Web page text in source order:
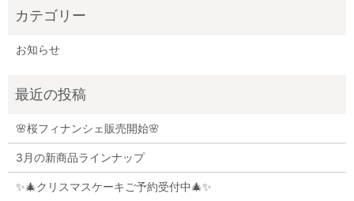
お知らせ
🌸桜フィナンシェ販売開始🌸
3月の新商品ラインナップ
✨🎄クリスマスケーキご予約受付中🎄✨